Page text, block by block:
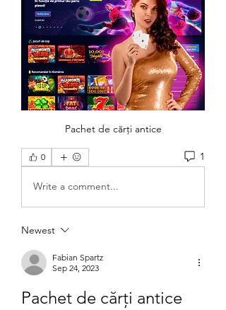
Pachet de cărți antice
0 1
Write a comment...
Newest
Fabian Spartz
Sep 24, 2023
Pachet de cărți antice